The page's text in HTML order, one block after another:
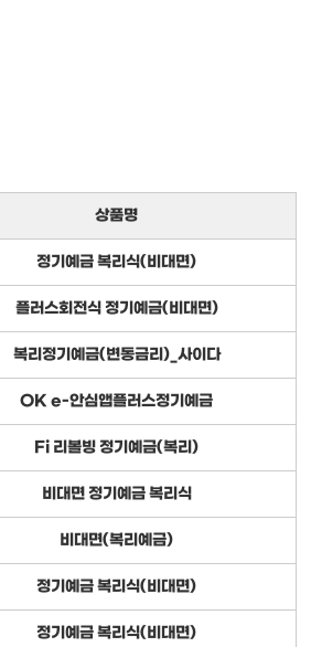
상품명
정기예금 복리식(비대면)
플러스회전식 정기예금(비대면)
복리정기예금(변동금리)_사이다
OK e-안심앱플러스정기예금
Fi 리볼빙 정기예금(복리)
비대면 정기예금 복리식
비대면(복리예금)
정기예금 복리식(비대면)
정기예금 복리식(비대면)